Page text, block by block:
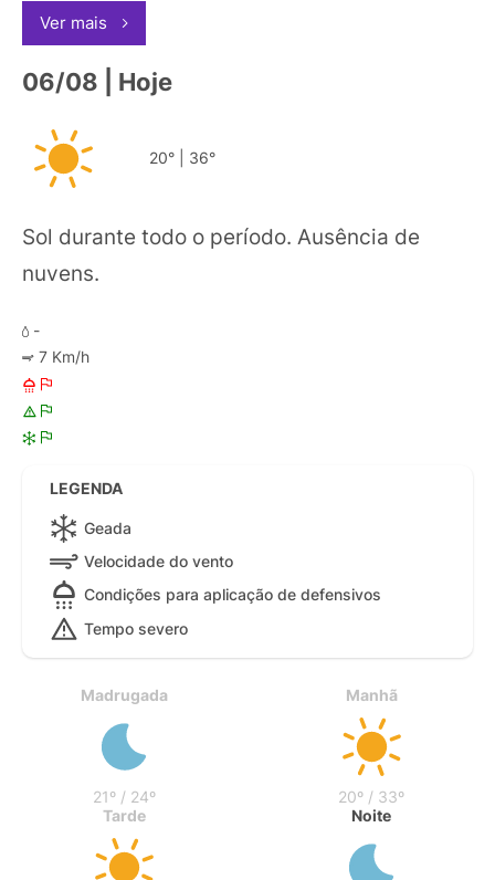
Ver mais
06/08 | Hoje
20° 36°
Sol durante todo o período. Ausência de
nuvens.
-
7 Km/h
LEGENDA
Geada
Velocidade do vento
Condições para aplicação de defensivos
Tempo severo
Madrugada
21º / 24º
Manhã
20º / 33º
Tarde
Noite